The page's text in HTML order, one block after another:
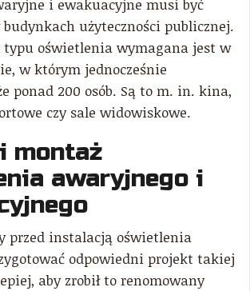
i ewakuacyjne musi być
użyteczności publicznej.
typu oświetlenia wymagana jest w
w którym jednocześnie
ponad 200 osób. Są to m. in. kina,
czy sale widowiskowe.
montaż
awaryjnego i
przed instalacją oświetlenia
odpowiedni projekt takiej
aby zrobił to renomowany